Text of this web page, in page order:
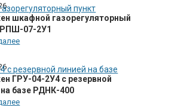
шкафной газорегуляторный
07-2У1
ГРУ-04-2У4 с резервной
базе РДНК-400